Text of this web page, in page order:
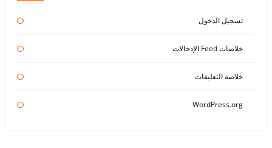
تسجيل الدخول
خلاصات Feed الإدخالات
خلاصة التعليقات
WordPress.org